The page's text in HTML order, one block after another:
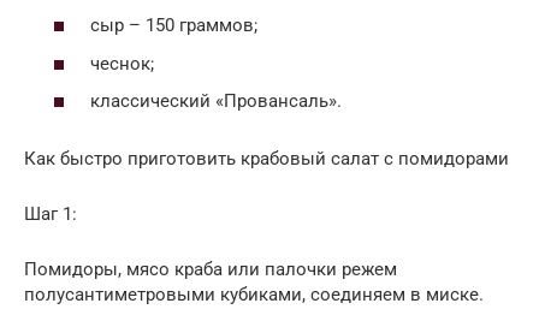
сыр – 150 граммов;
чеснок;
классический «Провансаль».
Как быстро приготовить крабовый салат с помидорами
Шаг 1:
Помидоры, мясо краба или палочки режем
полусантиметровыми кубиками, соединяем в миске.